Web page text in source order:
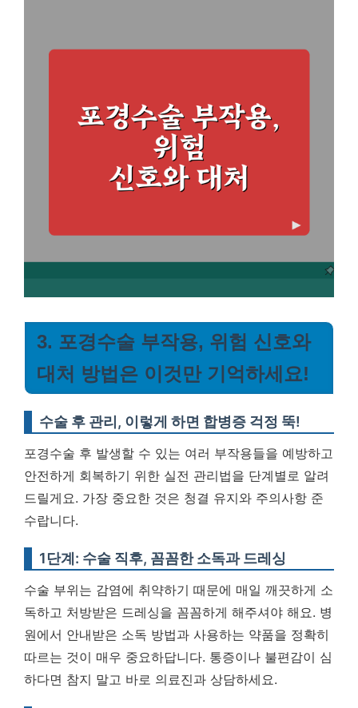
3. 포경수술 부작용, 위험 신호와
대처 방법은 이것만 기억하세요!
수술 후 관리, 이렇게 하면 합병증 걱정 뚝!
포경수술 후 발생할 수 있는 여러 부작용들을 예방하고
안전하게 회복하기 위한 실전 관리법을 단계별로 알려
드릴게요. 가장 중요한 것은 청결 유지와 주의사항 준
수랍니다.
1단계: 수술 직후, 꼼꼼한 소독과 드레싱
수술 부위는 감염에 취약하기 때문에 매일 깨끗하게 소
독하고 처방받은 드레싱을 꼼꼼하게 해주셔야 해요. 병
원에서 안내받은 소독 방법과 사용하는 약품을 정확히
따르는 것이 매우 중요하답니다. 통증이나 불편감이 심
하다면 참지 말고 바로 의료진과 상담하세요.